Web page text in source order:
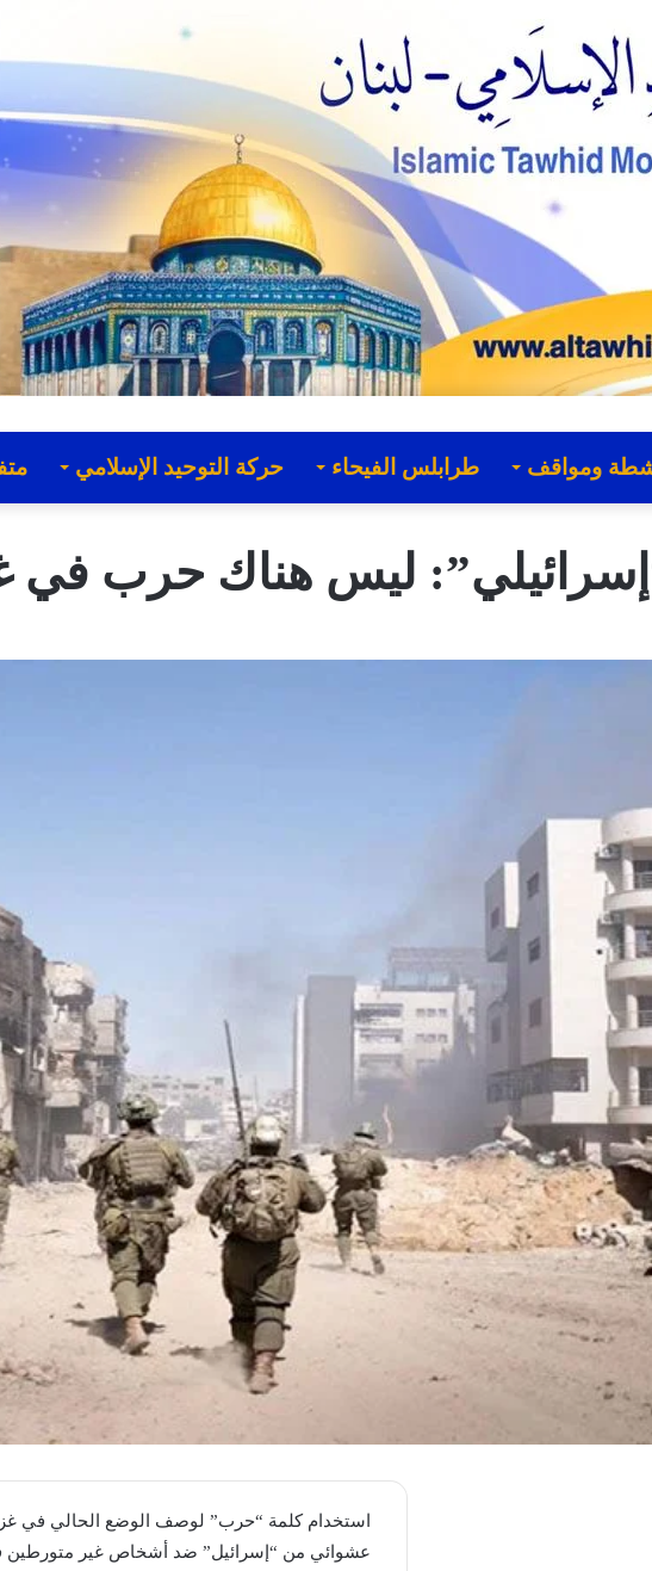
ومواقف طرابلس الفيحاء حركة التوحيد الإسلامي
ليس هناك حرب
استخدام كلمة “حرب” لوصف الوضع الحالي في
عشوائي من “إسرائيل” ضد أشخاص غير متورطين